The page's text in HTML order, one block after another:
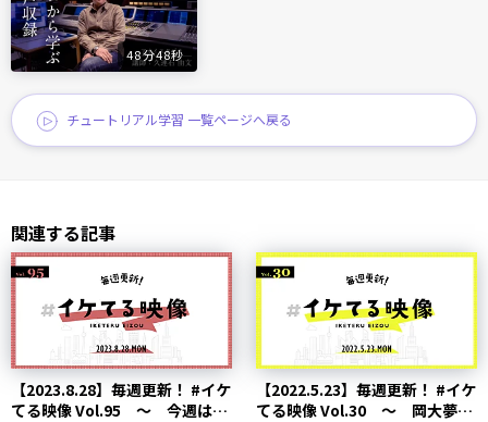
48分48秒
チュートリアル学習 一覧ページへ戻る
関連する記事
【2023.8.28】毎週更新！ #イケ
てる映像 Vol.95 ～ 今週は、
【2022.5.23】毎週更新！ #イケ
てる映像 Vol.30 ～ 岡大夢氏